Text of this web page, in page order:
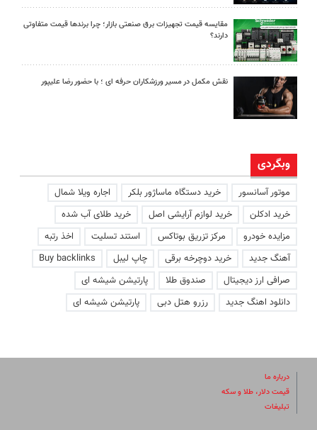
مقایسه قیمت تجهیزات برق صنعتی بازار؛ چرا برندها قیمت متفاوتی
دارند؟
نقش مکمل در مسیر ورزشکاران حرفه ای ؛ با حضور رضا علیپور
وبگردی
موتور آسانسور خرید دستگاه ماساژور بلکر
اجاره ویلا شمال
خرید ادکلن
خرید لوازم آرایشی اصل
خرید طلای آب شده
مزایده خودرو
مرکز تزریق بوتاکس استند تسلیت
اخذ رتبه
آهنگ جدید
خرید دوچرخه برقی چاپ لیبل
Buy backlinks
صرافی ارز دیجیتال
صندوق طلا
پارتیشن شیشه ای
دانلود اهنگ جدید
رزرو هتل دبی پارتیشن شیشه ای
درباره ما
قیمت دلار، طلا و سکه
تبلیغات